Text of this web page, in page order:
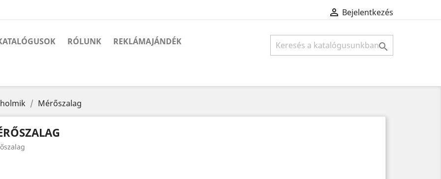
 Bejelentkezés
RÓLUNK REKLÁMAJÁNDÉK 
Mérőszalag